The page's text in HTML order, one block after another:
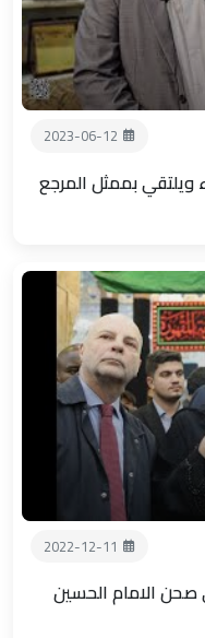
2023-06-12
ويلتقي بممثل المرجع
2022-12-11
صحن الامام الحسين